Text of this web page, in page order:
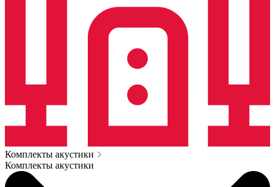
Комплекты акустики
Комплекты акустики